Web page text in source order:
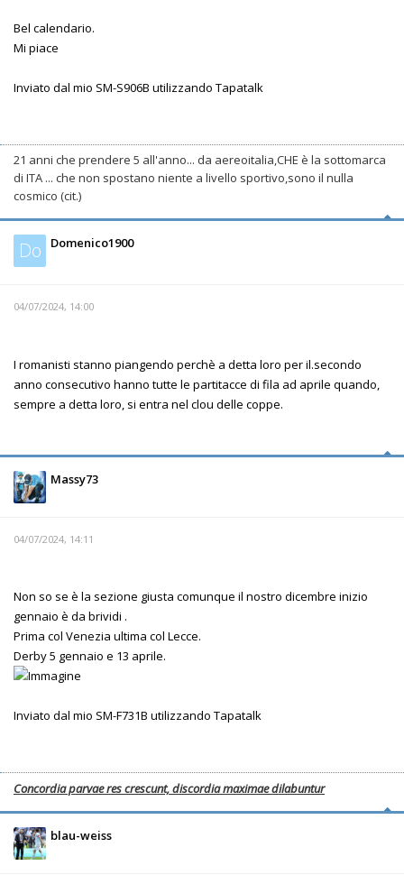
Bel calendario.
Mi piace
Inviato dal mio SM-S906B utilizzando Tapatalk
21 anni che prendere 5 all'anno... da aereoitalia,CHE è la sottomarca
di ITA ... che non spostano niente a livello sportivo,sono il nulla
cosmico (cit.)
Do Domenico1900
04/07/2024, 14:00
I romanisti stanno piangendo perchè a detta loro per il.secondo
anno consecutivo hanno tutte le partitacce di fila ad aprile quando,
sempre a detta loro, si entra nel clou delle coppe.
Massy73
04/07/2024, 14:11
Non so se è la sezione giusta comunque il nostro dicembre inizio
gennaio è da brividi .
Prima col Venezia ultima col Lecce.
Derby 5 gennaio e 13 aprile.
Inviato dal mio SM-F731B utilizzando Tapatalk
Concordia parvae res crescunt, discordia maximae dilabuntur
blau-weiss